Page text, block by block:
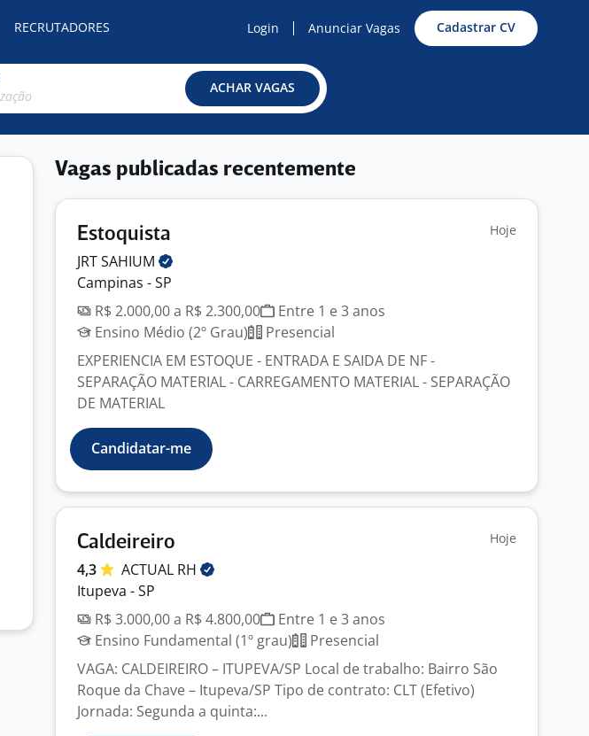
RECRUTADORES Login Anunciar Vagas Cadastrar CV
ACHAR VAGAS
Vagas publicadas recentemente
Estoquista Hoje
JRTSAHIUM
Campinas - SP
R$ 2.000,00 a R$ 2.300,00
Entre 1 e 3 anos
Ensino Médio (2º Grau)
Presencial
EXPERIENCIA EM ESTOQUE - ENTRADA E SAIDA DE NF -
SEPARAÇÃO MATERIAL - CARREGAMENTO MATERIAL - SEPARAÇÃO
DE MATERIAL
Candidatar-me
Caldeireiro Hoje
4,3 ACTUAL RH
Itupeva - SP
R$ 3.000,00 a R$ 4.800,00
Entre 1 e 3 anos
Ensino Fundamental (1º grau)
Presencial
VAGA: CALDEIREIRO – ITUPEVA/SP Local de trabalho: Bairro São
Roque da Chave – Itupeva/SP Tipo de contrato: CLT (Efetivo)
Jornada: Segunda a quinta:...